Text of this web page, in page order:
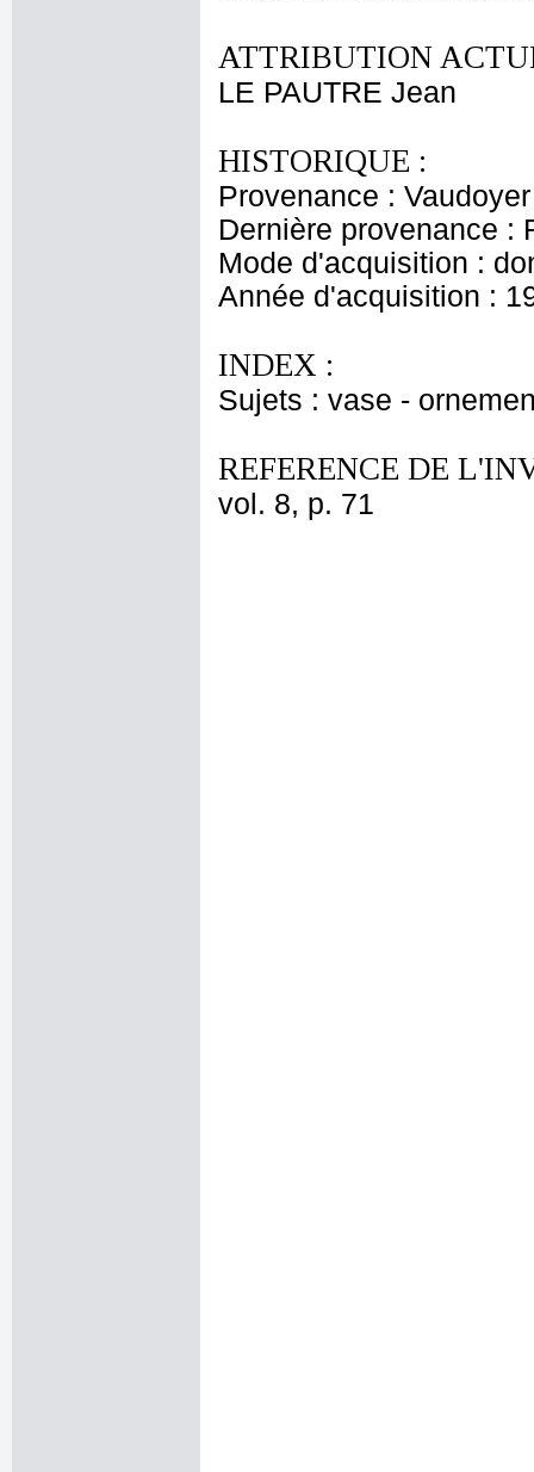
ATTRIBUTION
LE PAUTRE Jean
HISTORIQUE :
Provenance : Vaudoyer
Dernière provenance :
Mode d'acquisition :
Année d'acquisition :
INDEX :
Sujets : vase -
REFERENCE DE
vol. 8, p. 71